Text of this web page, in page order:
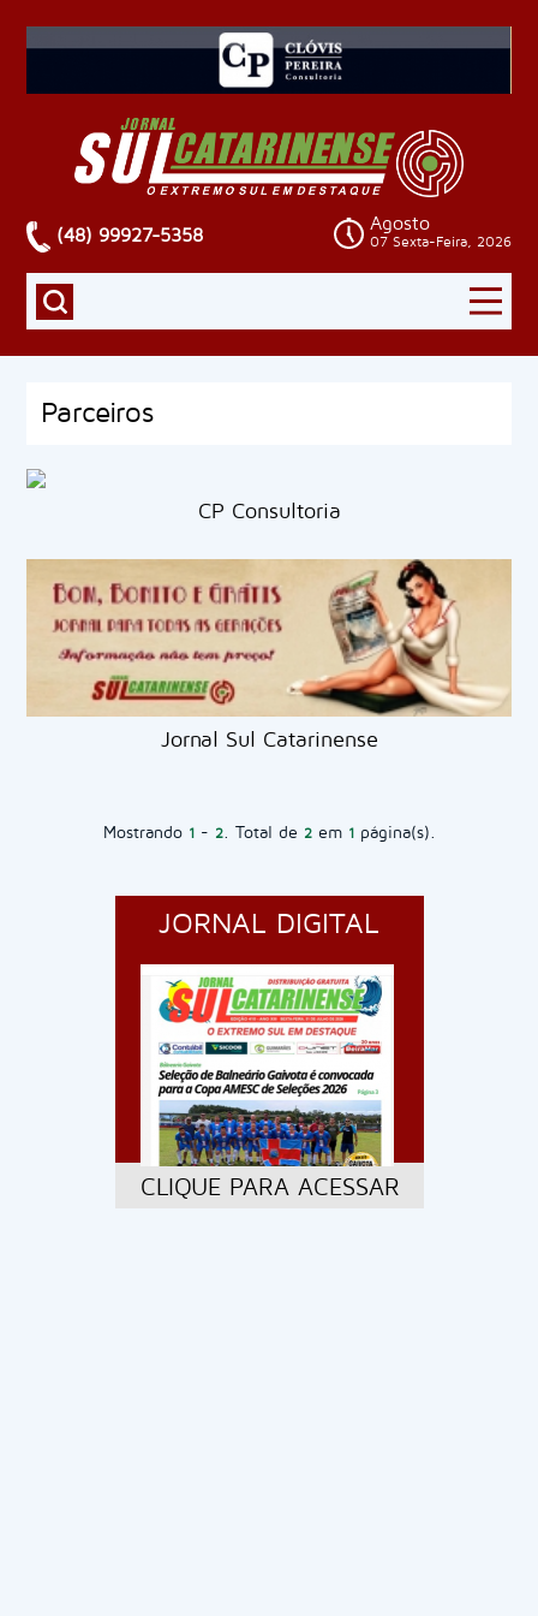
(48) 99927-5358
Agosto
07 Sexta-Feira, 2026
Parceiros
CP Consultoria
Jornal Sul Catarinense
Mostrando 1- 2. Total de 2em 1página(s).
JORNAL DIGITAL
CLIQUE PARA ACESSAR